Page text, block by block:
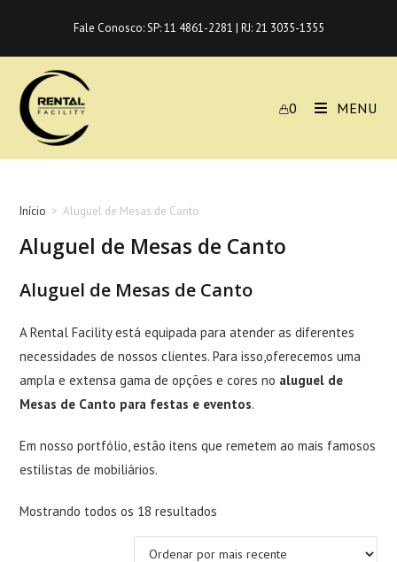
o
conteúdo
Fale Conosco:SP: 11 4861-2281 | RJ: 21 3035-1355
0 MENU
Início > Aluguel de Mesas de Canto
Aluguel de Mesas de Canto
Aluguel de Mesas de Canto
A Rental Facility está equipada para atender as diferentes
necessidades de nossos clientes. Para isso,oferecemos uma
ampla e extensa gama de opções e cores no aluguel de
Mesas de Canto para festas e eventos.
Em nosso portfólio, estão itens que remetem ao mais famosos
estilistas de mobiliários.
Mostrando todos os 18 resultados
mais